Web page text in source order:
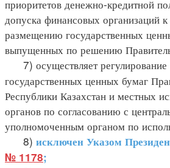
приоритетов денежно-кредитной
допуска финансовых организаций
размещению государственных
выпущенных по решению
7) осуществляет
государственных ценных бумаг
Республики Казахстан и местных
органов по согласованию с
уполномоченным органом по
8) исключен Указом
№ 1178;